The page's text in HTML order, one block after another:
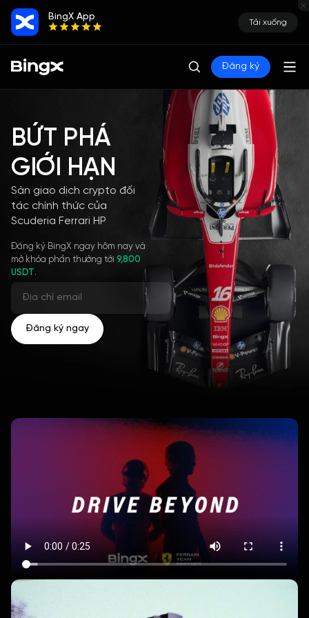
BingX App
Tải xuống
Đăng ký
BỨT PHÁ
GIỚI HẠN
Sàn giao dịch crypto đối
tác chính thức của
Scuderia Ferrari HP
Đăng ký BingX ngay hôm nay và
mở khóa phần thưởng tới 9,800
USDT.
Đăng ký ngay